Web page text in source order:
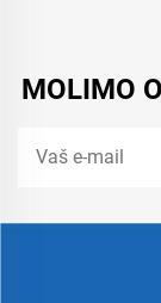
MOLIMO